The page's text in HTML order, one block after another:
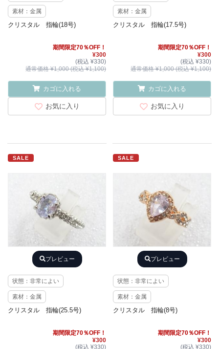
素材：金属
クリスタル 指輪(18号)
期間限定70％OFF！
¥300
(税込 ¥330)
通常価格 ¥1,000 (税込 ¥1,100)
カゴに入れる
お気に入り
素材：金属
クリスタル 指輪(17.5号)
期間限定70％OFF！
¥300
(税込 ¥330)
通常価格 ¥1,000 (税込 ¥1,100)
カゴに入れる
お気に入り
SALE
プレビュー
状態：非常によい
素材：金属
クリスタル 指輪(25.5号)
期間限定70％OFF！
¥300
(税込 ¥330)
SALE
プレビュー
状態：非常によい
素材：金属
クリスタル 指輪(8号)
期間限定70％OFF！
¥300
(税込 ¥330)